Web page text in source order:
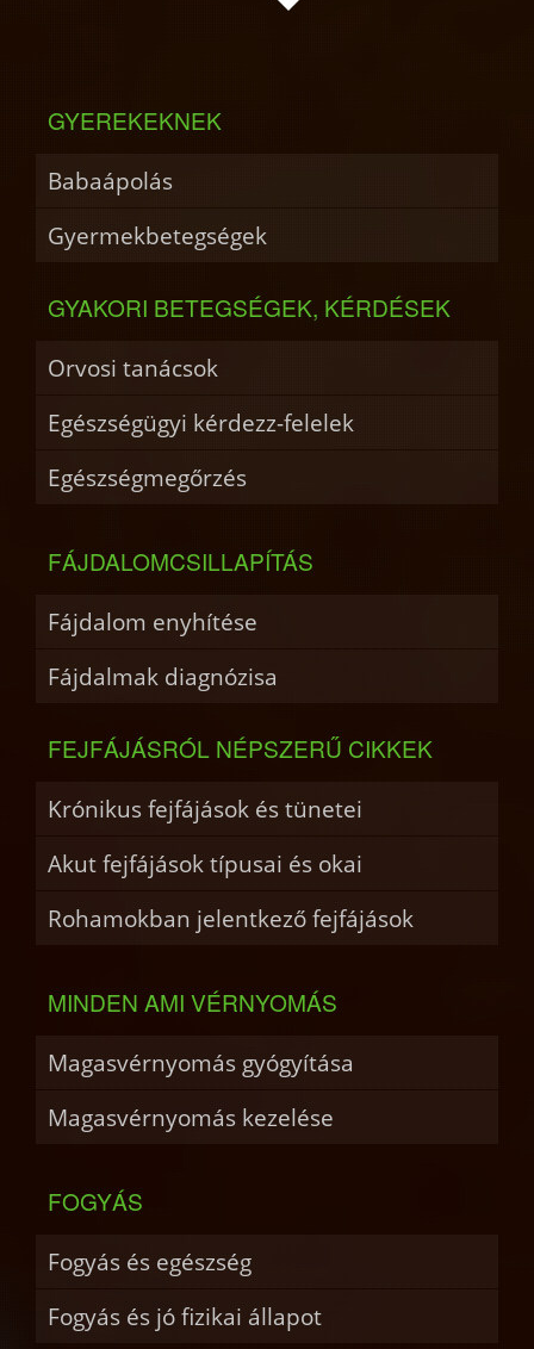
GYEREKEKNEK
Babaápolás
Gyermekbetegségek
GYAKORI BETEGSÉGEK, KÉRDÉSEK
Orvosi tanácsok
Egészségügyi kérdezz-felelek
Egészségmegőrzés
FÁJDALOMCSILLAPÍTÁS
Fájdalom enyhítése
Fájdalmak diagnózisa
FEJFÁJÁSRÓL NÉPSZERŰ CIKKEK
Krónikus fejfájások és tünetei
Akut fejfájások típusai és okai
Rohamokban jelentkező fejfájások
MINDEN AMI VÉRNYOMÁS
Magasvérnyomás gyógyítása
Magasvérnyomás kezelése
FOGYÁS
Fogyás és egészség
Fogyás és jó fizikai állapot